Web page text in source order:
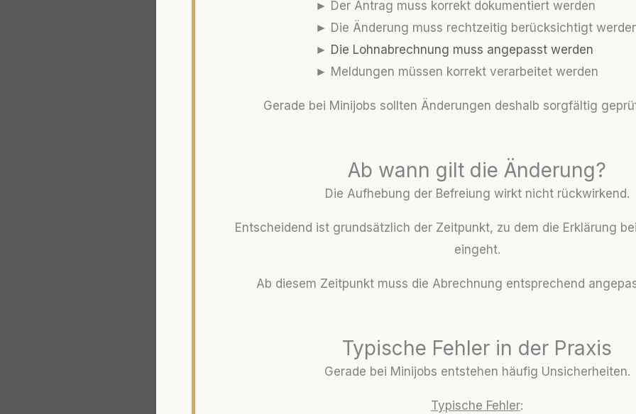
► Der Antrag muss korrekt dokumentiert werden
► Die Änderung muss rechtzeitig berücksichtigt
► Die Lohnabrechnung muss angepasst werden
► Meldungen müssen korrekt verarbeitet werden
Gerade bei Minijobs sollten Änderungen deshalb sorgfältig
Ab wann gilt die Änderung?
Die Aufhebung der Befreiung wirkt nicht rückwirkend.
Entscheidend ist grundsätzlich der Zeitpunkt, zu dem die Erklärung
eingeht.
Ab diesem Zeitpunkt muss die Abrechnung entsprechend
Typische Fehler in der Praxis
Gerade bei Minijobs entstehen häufig Unsicherheiten.
Typische Fehler: